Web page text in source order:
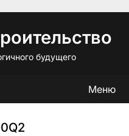
будущего
Меню